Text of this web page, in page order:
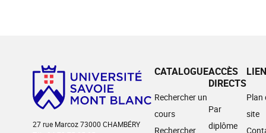
27 rue Marcoz 73000 CHAMBÉRY
CATALOGUE
Rechercher un
cours
Rechercher
ACCÈS
DIRECTS
Par
diplôme
Plan
site